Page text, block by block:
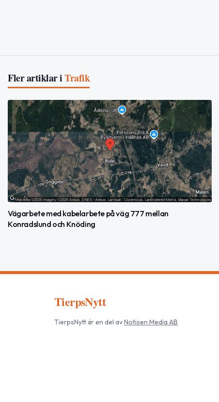
Fler artiklar iTrafik
Vägarbete med kabelarbete på väg 777 mellan
Konradslund och Knöding
TierpsNytt
TierpsNyttär en del avNotisen Media AB